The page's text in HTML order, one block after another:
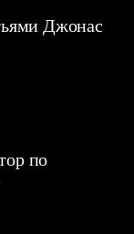
Джонас
по